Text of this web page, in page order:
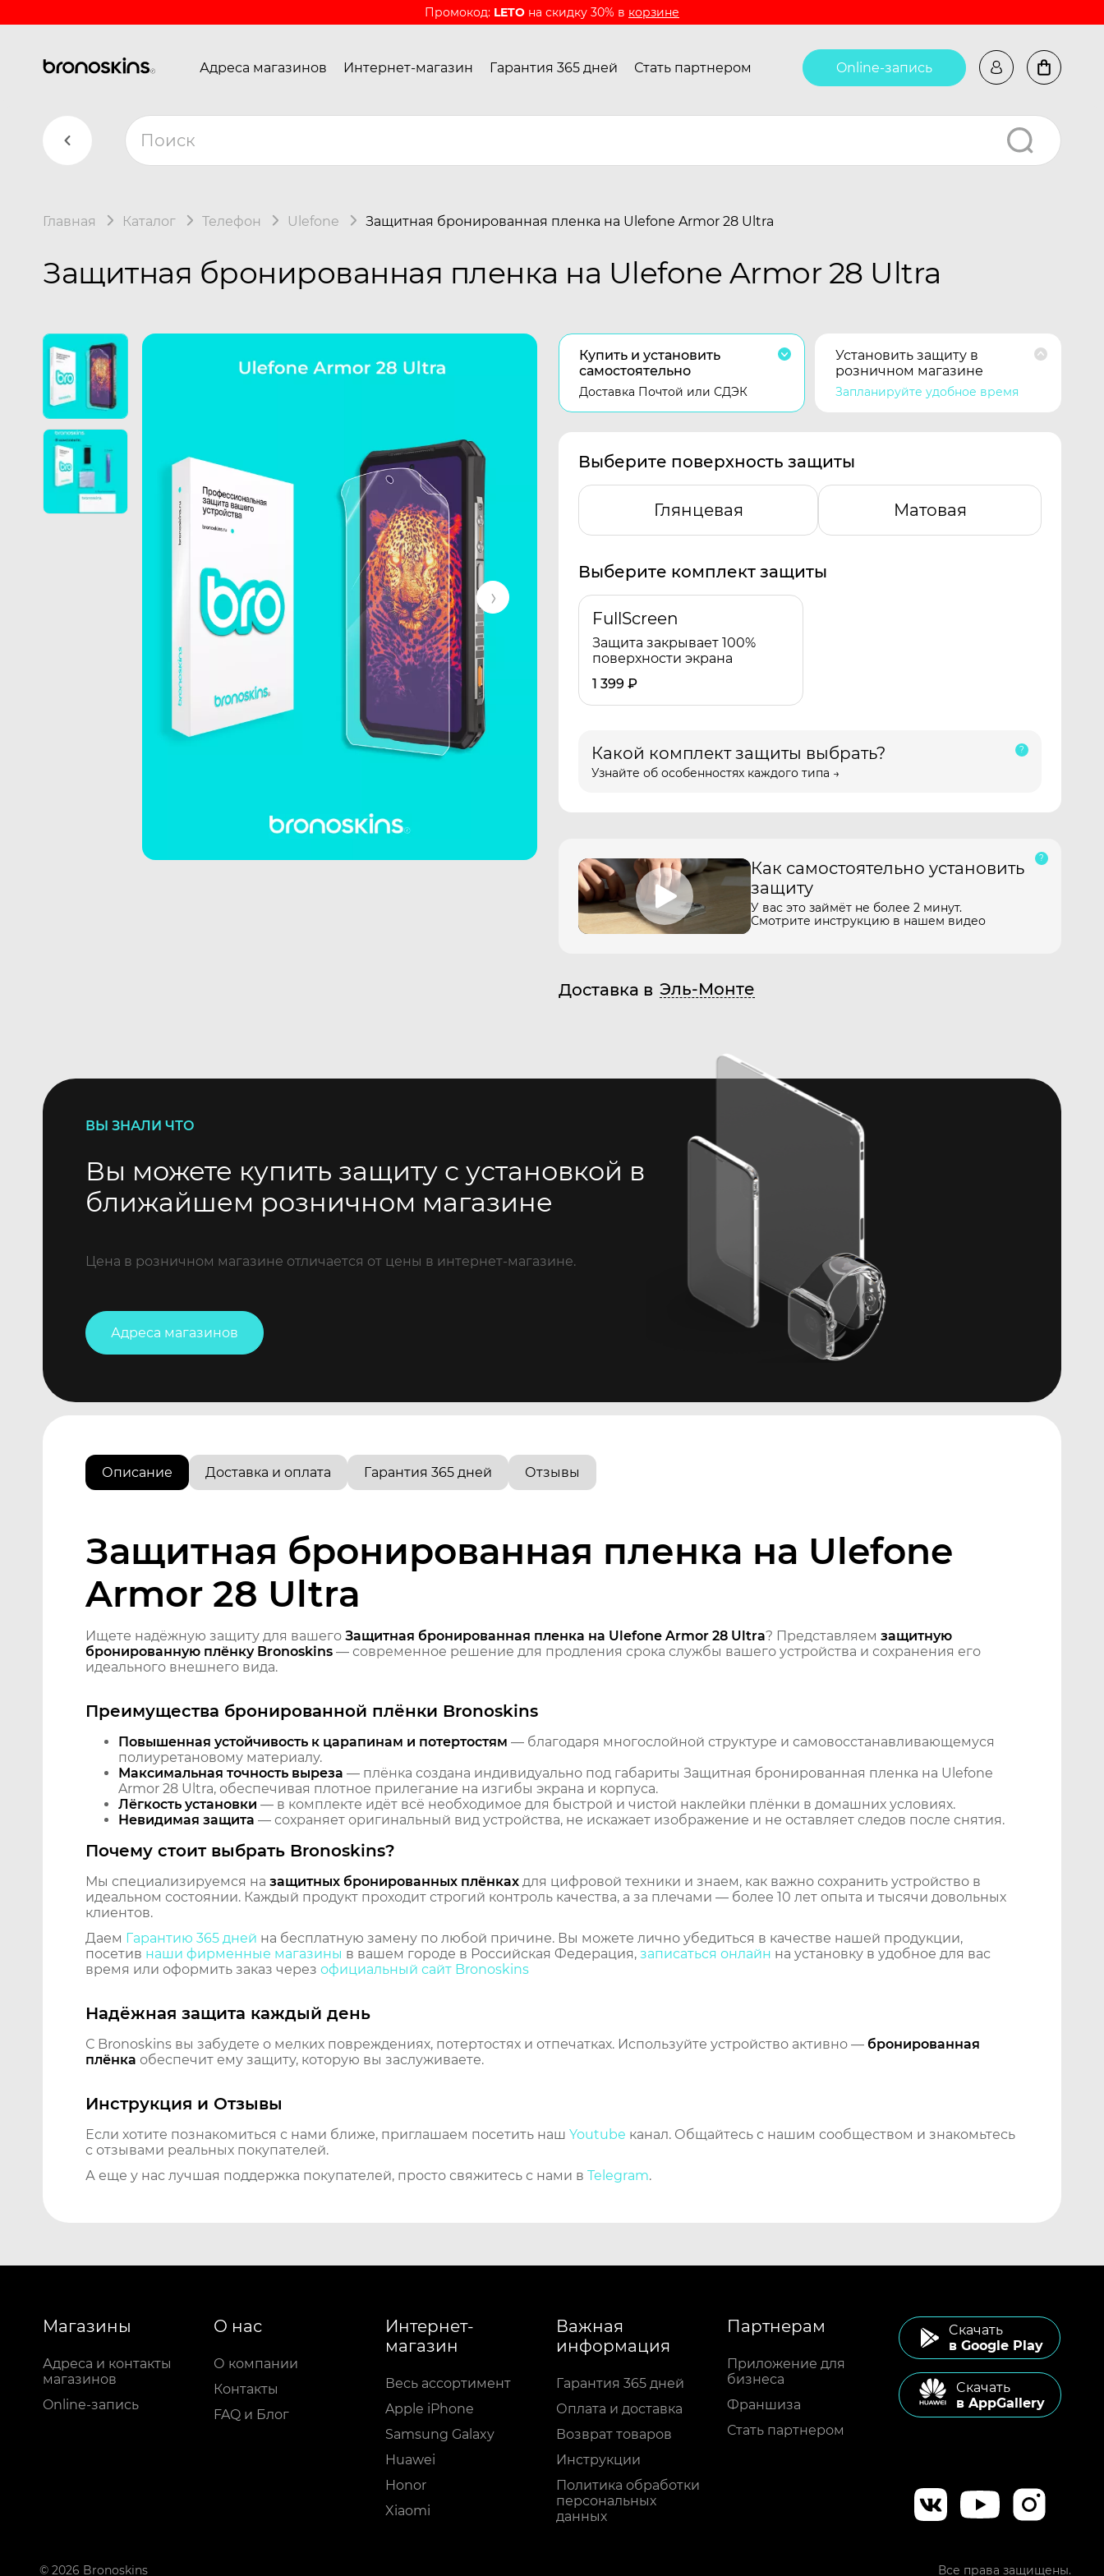
Промокод: LETO на скидку 30% в корзине
Адреса магазинов Интернет-магазин Гарантия 365 дней Стать партнером Online-запись
Главная Каталог Телефон Ulefone Защитная бронированная пленка на Ulefone Armor 28 Ultra
Защитная бронированная пленка на Ulefone Armor 28 Ultra
Купить и установить
самостоятельно
Доставка Почтой или СДЭК
Установить защиту в
розничном магазине
Запланируйте удобное время
Выберите поверхность защиты
Глянцевая Матовая
Выберите комплект защиты
FullScreen
Защита закрывает 100%
поверхности экрана
1 399 ₽
Какой комплект защиты выбрать?
Узнайте об особенностях каждого типа →
Как самостоятельно установить
защиту
У вас это займёт не более 2 минут.
Смотрите инструкцию в нашем видео
Доставка в Эль-Монте
ВЫ ЗНАЛИ ЧТО
Вы можете купить защиту с установкой в
ближайшем розничном магазине
Цена в розничном магазине отличается от цены в интернет-магазине.
Адреса магазинов
Описание Доставка и оплата Гарантия 365 дней Отзывы
Защитная бронированная пленка на Ulefone
Armor 28 Ultra
Ищете надёжную защиту для вашего Защитная бронированная пленка на Ulefone Armor 28 Ultra? Представляем защитную
бронированную плёнку Bronoskins — современное решение для продления срока службы вашего устройства и сохранения его
идеального внешнего вида.
Преимущества бронированной плёнки Bronoskins
Повышенная устойчивость к царапинам и потертостям — благодаря многослойной структуре и самовосстанавливающемуся
полиуретановому материалу.
Максимальная точность выреза — плёнка создана индивидуально под габариты Защитная бронированная пленка на Ulefone
Armor 28 Ultra, обеспечивая плотное прилегание на изгибы экрана и корпуса.
Лёгкость установки — в комплекте идёт всё необходимое для быстрой и чистой наклейки плёнки в домашних условиях.
Невидимая защита — сохраняет оригинальный вид устройства, не искажает изображение и не оставляет следов после снятия.
Почему стоит выбрать Bronoskins?
Мы специализируемся на защитных бронированных плёнках для цифровой техники и знаем, как важно сохранить устройство в
идеальном состоянии. Каждый продукт проходит строгий контроль качества, а за плечами — более 10 лет опыта и тысячи довольных
клиентов.
Даем Гарантию 365 дней на бесплатную замену по любой причине. Вы можете лично убедиться в качестве нашей продукции,
посетив наши фирменные магазины в вашем городе в Российская Федерация, записаться онлайн на установку в удобное для вас
время или оформить заказ через официальный сайт Bronoskins
Надёжная защита каждый день
С Bronoskins вы забудете о мелких повреждениях, потертостях и отпечатках. Используйте устройство активно — бронированная
плёнка обеспечит ему защиту, которую вы заслуживаете.
Инструкция и Отзывы
Если хотите познакомиться с нами ближе, приглашаем посетить наш Youtube канал. Общайтесь с нашим сообществом и знакомьтесь
с отзывами реальных покупателей.
А еще у нас лучшая поддержка покупателей, просто свяжитесь с нами в Telegram.
Магазины
Адреса и контакты
магазинов
Online-запись
О нас
О компании
Контакты
FAQ и Блог
Интернет-
магазин
Весь ассортимент
Apple iPhone
Samsung Galaxy
Huawei
Honor
Xiaomi
Важная
информация
Гарантия 365 дней
Оплата и доставка
Возврат товаров
Инструкции
Политика обработки
персональных
данных
Партнерам
Приложение для
бизнеса
Франшиза
Стать партнером
Cкачать
в Google Play
Cкачать
в AppGallery
© 2026 Bronoskins Все права защищены.